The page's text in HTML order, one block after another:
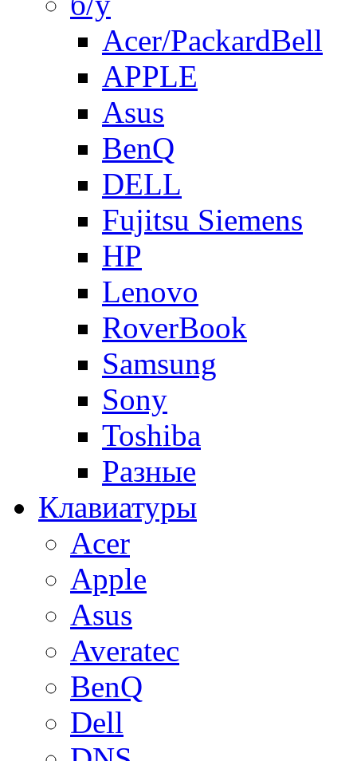
Acer/PackardBell
APPLE
Asus
BenQ
DELL
Fujitsu Siemens
HP
Lenovo
RoverBook
Samsung
Sony
Toshiba
Разные
Клавиатуры
Acer
Apple
Asus
Averatec
BenQ
Dell